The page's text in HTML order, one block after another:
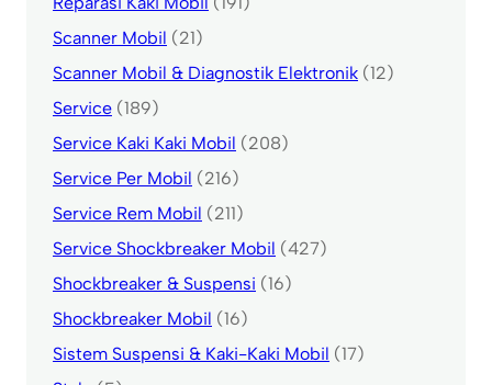
Scanner Mobil (21)
Scanner Mobil & Diagnostik Elektronik (12)
Service (189)
Service Kaki Kaki Mobil (208)
Service Per Mobil (216)
Service Rem Mobil (211)
Service Shockbreaker Mobil (427)
Shockbreaker & Suspensi (16)
Shockbreaker Mobil (16)
Sistem Suspensi & Kaki-Kaki Mobil (17)